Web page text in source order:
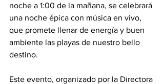
noche a 1:00 de la mañana, se celebrará
una noche épica con música en vivo,
que promete llenar de energía y buen
ambiente las playas de nuestro bello
destino.
Este evento, organizado por la Directora